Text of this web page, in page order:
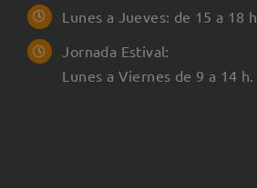
Lunes a Jueves: de 15 a 18 h.
Jornada Estival:
Lunes a Viernes de 9 a 14 h.